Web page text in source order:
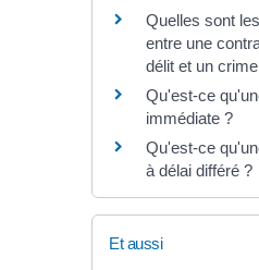
Quelles sont
entre une
délit et un
Qu'est-ce
immédiate ?
Qu'est-ce
à délai différé ?
Et aussi